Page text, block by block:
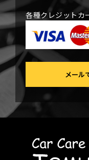
各種クレジットカ
メール